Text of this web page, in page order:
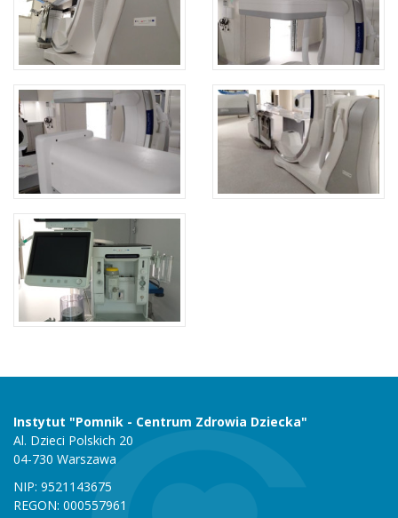
Instytut "Pomnik - Centrum Zdrowia Dziecka"
Al. Dzieci Polskich 20
04-730 Warszawa
NIP: 9521143675
REGON: 000557961